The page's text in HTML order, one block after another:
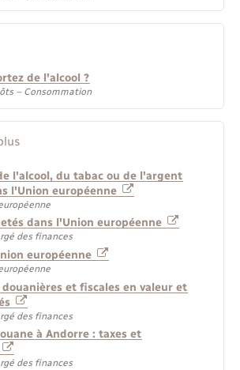
de l'alcool ?
– Consommation
l'alcool, du tabac ou de l'argent
l'Union européenne
dans l'Union européenne
des finances
européenne
douanières et fiscales en valeur et
des finances
à Andorre : taxes et
des finances